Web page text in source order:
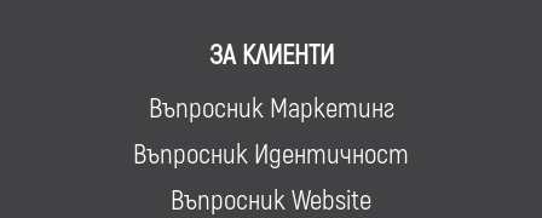
ЗА КЛИЕНТИ
Въпросник Маркетинг
Въпросник Идентичност
Въпросник Website